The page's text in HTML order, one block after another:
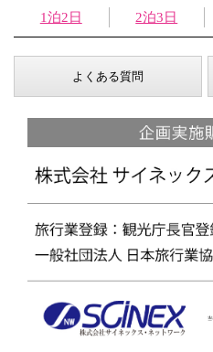
1泊2日 2泊3日
よくある質問